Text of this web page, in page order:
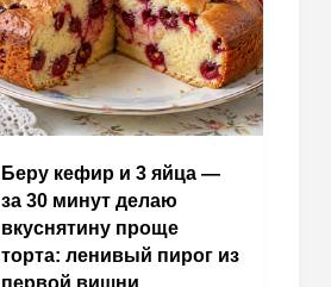
Беру кефир и 3 яйца —
за 30 минут делаю
вкуснятину проще
торта: ленивый пирог из
первой вишни